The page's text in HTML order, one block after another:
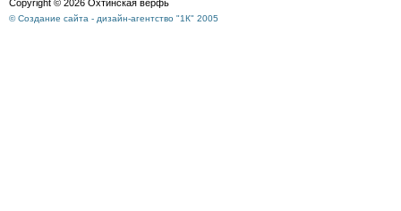
Copyright © 2026 Охтинская верфь
© Создание сайта - дизайн-агентство "1К" 2005